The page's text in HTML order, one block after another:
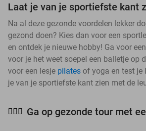
Laat je van je sportiefste kant
Na al deze gezonde voordelen lekker
gezond doen? Kies dan voor een
en ontdek je nieuwe hobby! Ga voor een
voor je het weet soepel een balletje op
voor een lesje pilates of yoga en test je
je van je sportiefste kant zien met de
🧘🏻‍♀️ Ga op gezonde tour met